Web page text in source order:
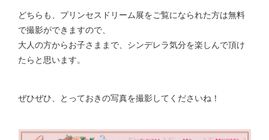
どちらも、プリンセスドリーム展をご覧になられた方は無料
で撮影ができますので、
大人の方からお子さままで、シンデレラ気分を楽しんで頂け
たらと思います。
ぜひぜひ、とっておきの写真を撮影してくださいね！